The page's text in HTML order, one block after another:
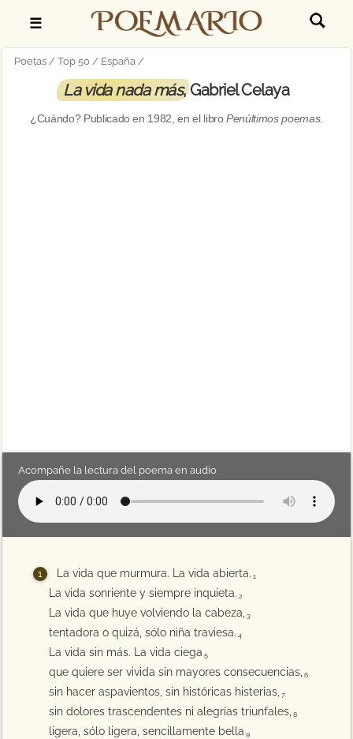
☰
Poetas Top 50 España
La vida nada más, Gabriel Celaya
¿Cuándo? Publicado en 1982 , en el libroPenúltimos poemas.
Acompañe la lectura del poema en audio
La vida que murmura. La vida abierta. 1
La vida sonriente y siempre inquieta. 2
La vida que huye volviendo la cabeza, 3
tentadora o quizá, sólo niña traviesa. 4
La vida sin más. La vida ciega 5
que quiere ser vivida sin mayores consecuencias, 6
sin hacer aspavientos, sin históricas histerias, 7
sin dolores trascendentes ni alegrías triunfales, 8
ligera, sólo ligera, sencillamente bella 9